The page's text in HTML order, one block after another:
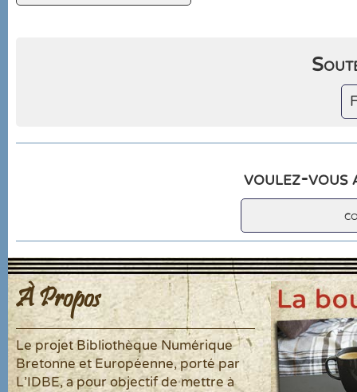
voulez-vous
À Propos
Le projet Bibliothèque Numérique
Bretonne et Européenne, porté par
L'IDBE, a pour objectif de mettre à